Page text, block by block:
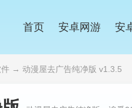
首页 安卓网游 安
→ 动漫屋去广告纯净版 v1.3.5